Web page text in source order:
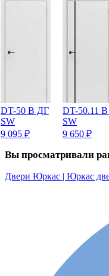
DT-50 B ДГ
SW
9 095 ₽
DT-50.11
SW
9 650 ₽
Вы просматривали
Двери Юркас | Юркас